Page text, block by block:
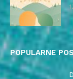
POPULARNE